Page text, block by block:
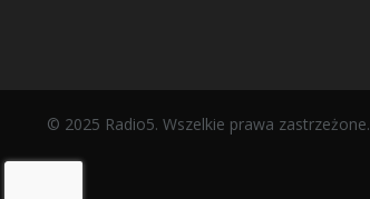
© 2025 Radio5. Wszelkie prawa zastrzeżone.